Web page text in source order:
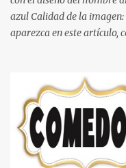
azul Calidad de la
aparezca en este artículo,
decorar el dormitorio con
boxeo Ideas para
que se pueden hacer con